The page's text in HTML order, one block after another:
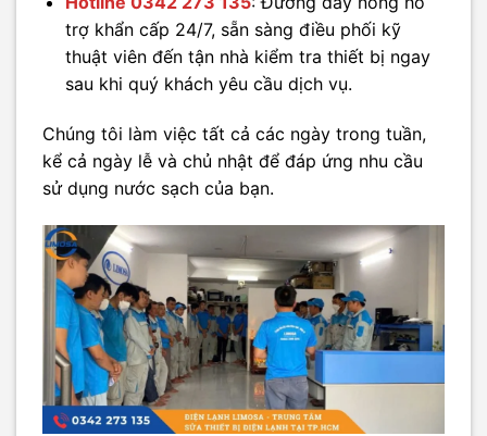
trợ khẩn cấp 24/7, sẵn sàng điều phối kỹ
thuật viên đến tận nhà kiểm tra thiết bị ngay
sau khi quý khách yêu cầu dịch vụ.
Chúng tôi làm việc tất cả các ngày trong tuần,
kể cả ngày lễ và chủ nhật để đáp ứng nhu cầu
sử dụng nước sạch của bạn.